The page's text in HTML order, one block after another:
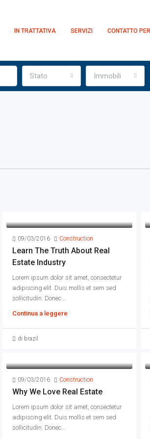
IN TRATTATIVA SERVIZI CONTATTO
Stato Immobili
09/03/2016 Construction
Learn The Truth About Real
Estate Industry
Lorem ipsum dolor sit amet, consectetur
adipiscing elit. Duis mollis et sem sed
sollicitudin. Donec...
Continua a leggere
di brazil
09/03/2016 Construction
Why We Love Real Estate
Lorem ipsum dolor sit amet, consectetur
adipiscing elit. Duis mollis et sem sed
sollicitudin. Donec...